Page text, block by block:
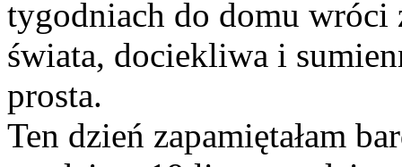
tygodniach do domu wróci
świata, dociekliwa i
prosta.
Ten dzień zapamiętałam